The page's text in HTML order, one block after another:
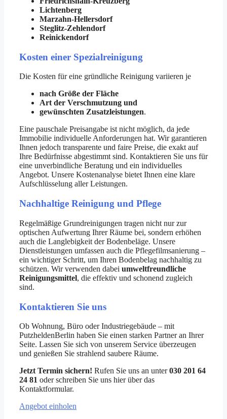
Lichtenberg
Marzahn-Hellersdorf
Steglitz-Zehlendorf
Reinickendorf
Kosten einer Spezialreinigung
Die Kosten für eine gründliche Reinigung variieren je
nach Größe der Fläche
Art der Verschmutzung und
gewünschten Zusatzleistungen.
Eine pauschale Preisangabe ist nicht möglich, da jede
Immobilie individuelle Anforderungen hat. Wir garantieren
Ihnen jedoch transparente und faire Preise, die exakt auf
Ihre Bedürfnisse abgestimmt sind. Kontaktieren Sie uns für
eine unverbindliche Beratung und ein individuelles
Angebot. Unsere Kostenanalyse bietet Ihnen eine klare
Aufschlüsselung aller Leistungen.
Nachhaltige Reinigung und Pflege
Regelmäßige Grundreinigungen tragen nicht nur zur
optischen Aufwertung Ihrer Räume bei, sondern erhöhen
auch die Langlebigkeit der Bodenbeläge. Unsere
Dienstleistungen umfassen auch die Pflegefilmsanierung –
ein wichtiger Schritt, um Ihren Bodenbelag nachhaltig zu
schützen. Wir verwenden dabei umweltfreundliche
Reinigungsmittel, die effektiv und schonend zugleich
sind.
Kontaktieren Sie uns
Ob Wohnung, Büro oder Industriegebäude – mit
PutzheldenBerlin haben Sie einen starken Partner an Ihrer
Seite. Lassen Sie sich von unserem Service überzeugen
und genießen Sie strahlend saubere Räume.
Jetzt Termin sichern! Rufen Sie uns an unter030 201 64
24 81 oder schreiben Sie uns hier über das
Kontaktformular.
Angebot einholen